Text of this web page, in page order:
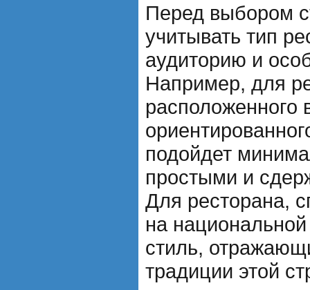
Перед выбором
учитывать тип
аудиторию и
Например, для
расположенного
подойдет
простыми и
Для ресторана,
на
стиль,
традиции этой